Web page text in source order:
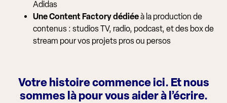
Adidas
Une Content Factory dédiéeà la production de
contenus : studios TV, radio, podcast, et des box de
stream pour vos projets pros ou persos
Votre histoire commence ici. Et nous
sommes là pour vous aider à l’écrire.